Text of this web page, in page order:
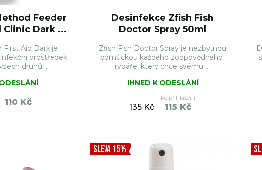
Feeder
Clinic Dark ...
First Aid Dark je
prostředek
druhů ...
110 Kč
Desinfekce Zfish Fish
Doctor Spray 50ml
Zfish Fish Doctor Spray je nezbytnou
pomůckou každého zodpovědného
rybáře, který chce svému ...
IHNED K ODESLÁNÍ
135 Kč
Po přihlášení
115 Kč
SLEVA 15%